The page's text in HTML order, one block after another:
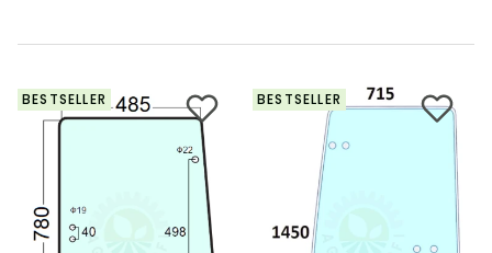
BESTSELLER BESTSELLER